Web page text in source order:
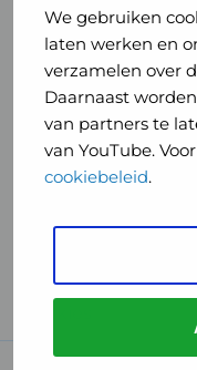
We gebruiken
laten werken en
verzamelen over
Daarnaast
van partners te
van YouTube.
cookiebeleid.
of
GGD
GHOR
of
GGD
GHOR
GGD Reizen op
GGD Reizen
GGD